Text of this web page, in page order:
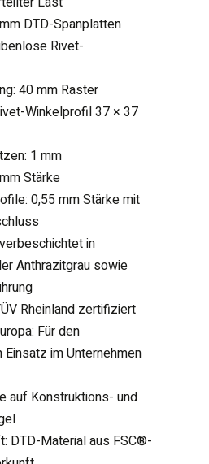
DTD-Spanplatten
Rivet-
40 mm Raster
Winkelprofil 37 × 37
1 mm
Stärke
0,55 mm Stärke mit
in
Anthrazitgrau sowie
Rheinland zertifiziert
Für den
im Unternehmen
auf Konstruktions- und
DTD-Material aus FSC®-